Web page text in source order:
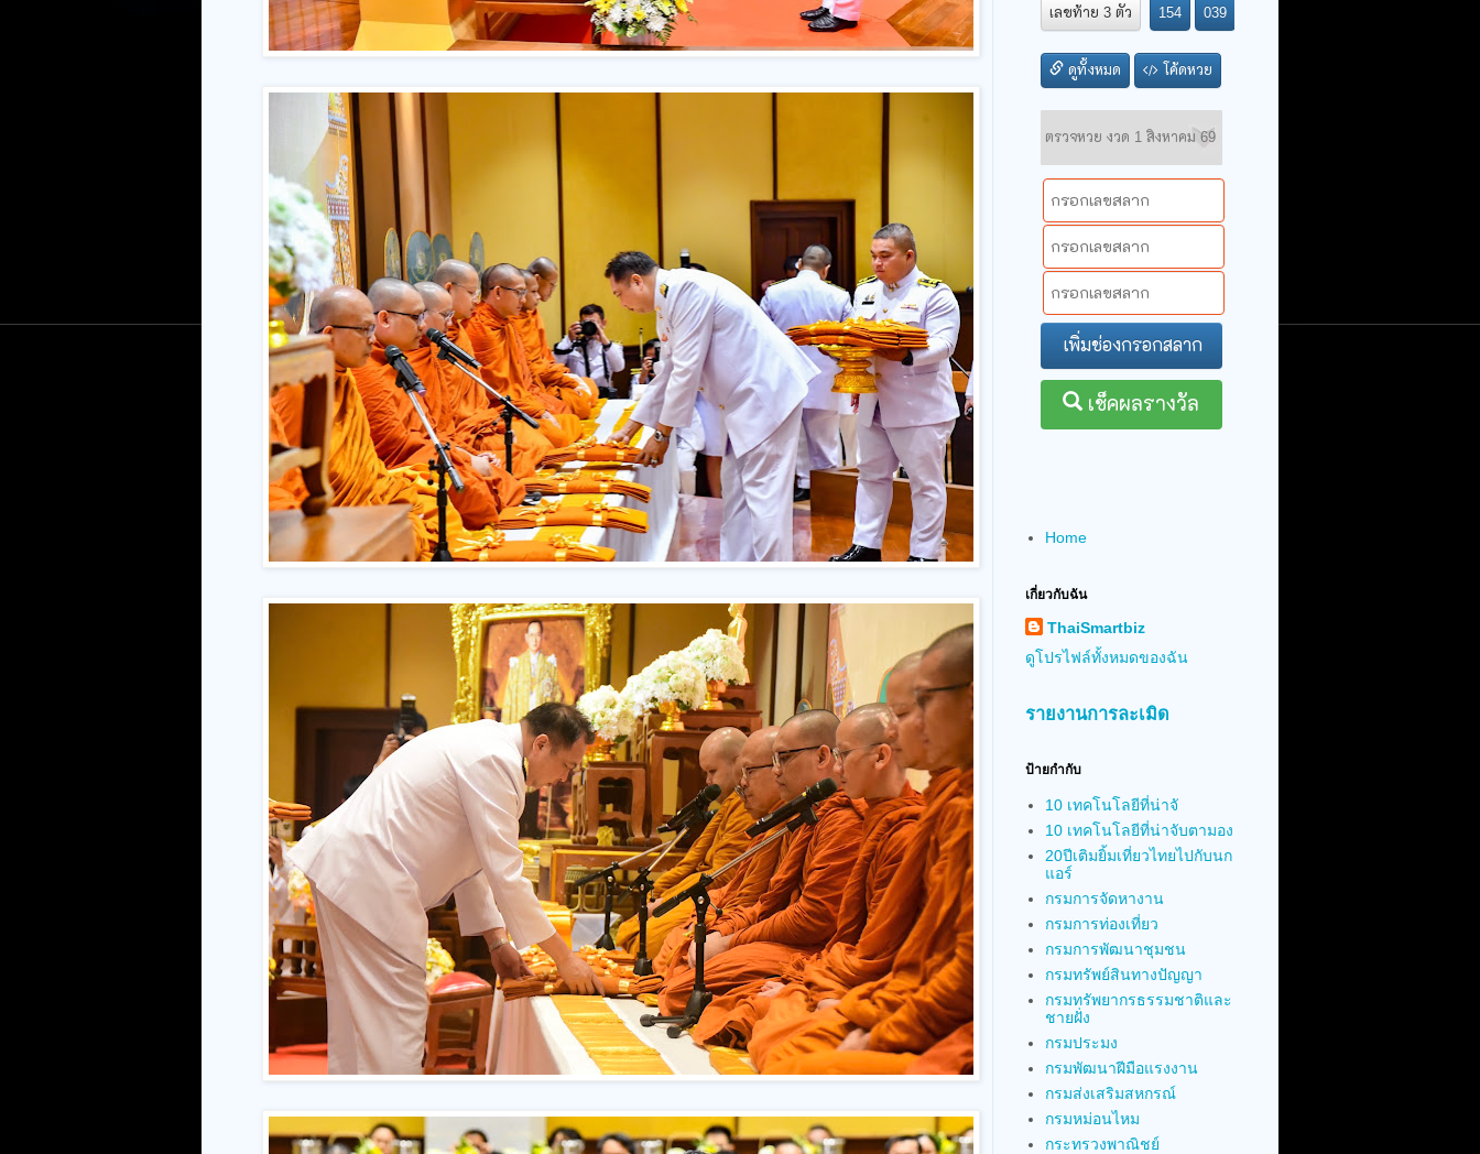
Home
เกี่ยวกับฉัน
ThaiSmartbiz
ดูโปรไฟล์ทั้งหมดของฉัน
รายงานการละเมิด
ป้ายกำกับ
10 เทคโนโลยีที่น่าจั
10 เทคโนโลยีที่น่าจับตามอง
20ปีเติมยิ้มเที่ยวไทยไปกับนก
แอร์
กรมการจัดหางาน
กรมการท่องเที่ยว
กรมการพัฒนาชุมชน
กรมทรัพย์สินทางปัญญา
กรมทรัพยากรธรรมชาติและ
ชายฝั่ง
กรมประมง
กรมพัฒนาฝีมือแรงงาน
กรมส่งเสริมสหกรณ์
กรมหม่อนไหม
กระทรวงพาณิชย์